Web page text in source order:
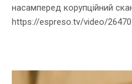
насамперед корупційний
https://espreso.tv/video/